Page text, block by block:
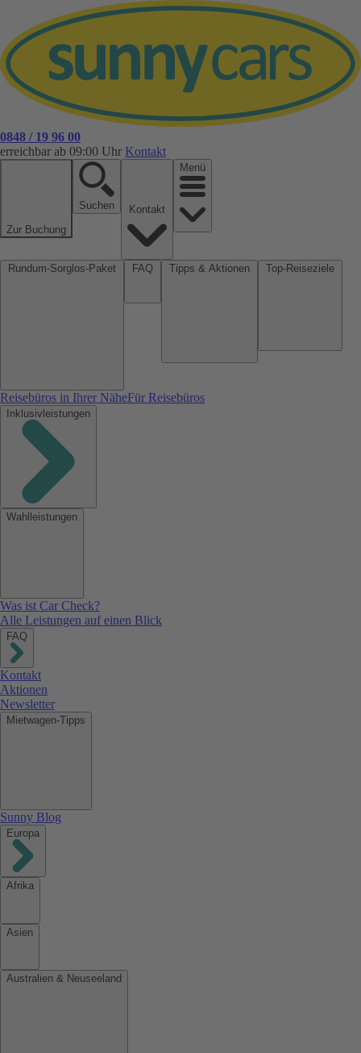
0848 / 19 96 00
erreichbar ab 09:00 Uhr Kontakt
Zur Buchung
Suchen
Menü
Reisebüros in Ihrer NäheFür Reisebüros
Inklusivleistungen
Wahlleistungen
Was ist Car Check?
Alle Leistungen auf einen Blick
FAQ
Kontakt
Aktionen
Newsletter
Mietwagen-Tipps
Sunny Blog
Europa
Afrika
Asien
Australien & Neuseeland